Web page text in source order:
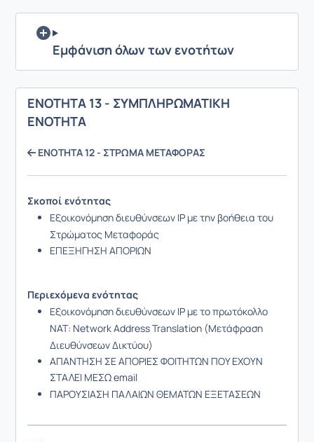
Εμφάνιση όλων των ενοτήτων
ΕΝΟΤΗΤΑ 13 - ΣΥΜΠΛΗΡΩΜΑΤΙΚΗ
ENOTHTA
ΕΝΟΤΗΤΑ 12 - ΣΤΡΩΜΑ ΜΕΤΑΦΟΡΑΣ
Σκοποί ενότητας
Εξοικονόμηση διευθύνσεων IP με την βοήθεια του
Στρώματος Μεταφοράς
ΕΠΕΞΗΓΗΣΗ ΑΠΟΡΙΩΝ
Περιεχόμενα ενότητας
Εξοικονόμηση διευθύνσεων IP με το πρωτόκολλο
NAT: NetworkAddressTranslation (Μετάφραση
Διευθύνσεων Δικτύου)
ΑΠΑΝΤΗΣΗ ΣΕ ΑΠΟΡΙΕΣ ΦΟΙΤΗΤΩΝ ΠΟΥ ΕΧΟΥΝ
ΣΤΑΛΕΙ ΜΕΣΩemail
ΠΑΡΟΥΣΙΑΣΗ ΠΑΛΑΙΩΝ ΘΕΜΑΤΩΝ ΕΞΕΤΑΣΕΩΝ